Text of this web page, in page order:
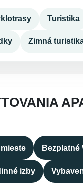
Turistika
Zimná
Bezplatné
izby